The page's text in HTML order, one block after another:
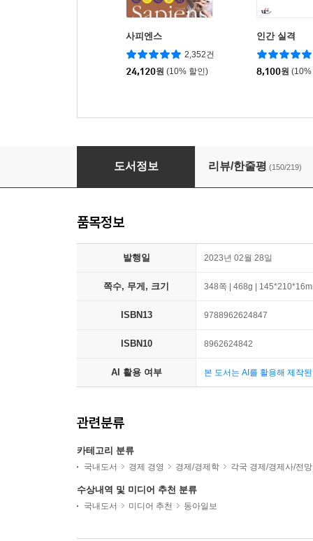
사피엔스
2,352건
24,120원 (10% 할인)
인간 실격
8,100원 (10%
챗GPT에게 묻는 인류의 미래
도서정보 리뷰/한줄평 (150/219)
품목정보
발행일 2023년 02월 28일
쪽수, 무게, 크기 348쪽 | 468g |
ISBN13 9788962624847
ISBN10 8962624842
AI 활용 여부 본 도서는 AI를 활용해 제작
관련분류
카테고리 분류
국내도서 경제 경영 경제/경제학 각국 경제/경제사/전망
수상내역 및 미디어 추천 분류
국내도서 미디어 추천 동아일보